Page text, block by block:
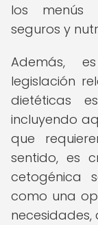
los menús
seguros y
Además,
legislación
dietéticas
incluyendo
que
sentido, es
cetogénica
como una